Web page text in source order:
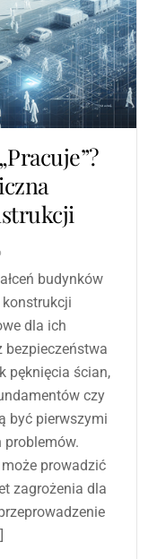
budynków
konstrukcji
dla ich
bezpieczeństwa
pęknięcia ścian,
czy
być pierwszymi
prowadzić
zagrożenia dla